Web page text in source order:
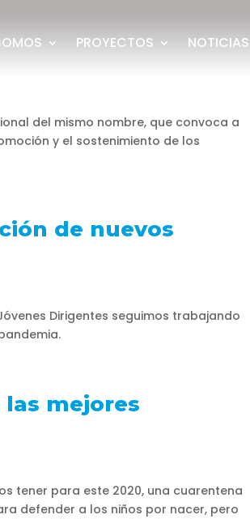
PROYECTOS NOTICIAS
del mismo nombre, que convoca a
y el sostenimiento de los
de nuevos
Dirigentes seguimos trabajando
las mejores
tener para este 2020, una cuarentena
defender a los niños por nacer, pero